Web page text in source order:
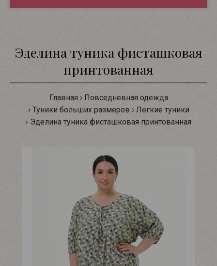
Эделина туника фисташковая
принтованная
Главная
Повседневная одежда
Туники больших размеров
Легкие туники
Эделина туника фисташковая принтованная